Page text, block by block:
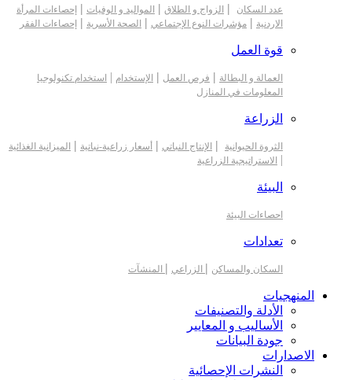
عدد السكان | الزواج و الطلاق | المواليد و الوفيات | إحصاءات المرأة
الاردنية | مؤشرات النوع الإجتماعي | الصحة الأسرية | إحصاءات الفقر
قوة العمل
العمالة و البطالة | فرص العمل | الإستخدام |
استخدام تكنولوجيا
المعلومات في المنازل
الزراعة
الثروة الحيوانية | الإنتاج النباتي | أسعار زراعية-نباتية | الميزانية الغذائية
| الاستراتيجية الزراعية
البيئة
احصاءات البيئة
تعدادات
السكان والمساكن | الزراعي | المنشآت
المنهجيات
الأدلة والتصنيفات
الأساليب و المعايير
جودة البيانات
الاصدارات
النشرات الإحصائية